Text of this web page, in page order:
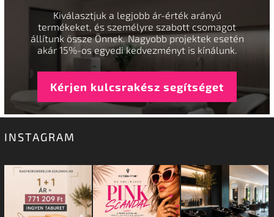
Kiválasztjuk a legjobb ár-érték arányú
termékeket, és személyre szabott csomagot
állítunk össze Önnek. Nagyobb projektek esetén
akár 15%-os egyedi kedvezményt is kínálunk.
Kérjen kulcsrakész segítséget
INSTAGRAM